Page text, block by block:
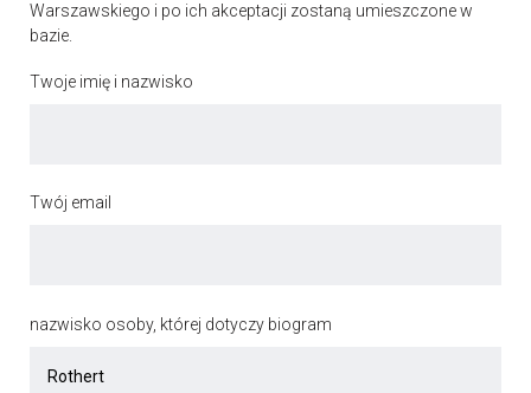
Warszawskiego i po ich akceptacji zostaną umieszczone w
bazie.
Twoje imię i nazwisko
Twój email
nazwisko osoby, której dotyczy biogram